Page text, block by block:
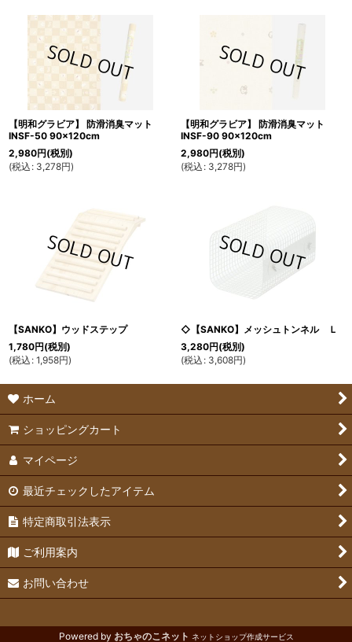
【明和グラビア】 防滑消臭マット
INSF-50 90×120cm
2,980円(税別)
(税込 : 3,278円)
【明和グラビア】 防滑消臭マット
INSF-90 90×120cm
2,980円(税別)
(税込 : 3,278円)
【SANKO】ウッドステップ
1,780円(税別)
(税込 : 1,958円)
◇【SANKO】メッシュトンネル Ｌ
3,280円(税別)
(税込 : 3,608円)
ホーム
ショッピングカート
マイページ
最近チェックしたアイテム
特定商取引法表示
ご利用案内
お問い合わせ
Powered by おちゃのこネット ネットショップ作成サービス